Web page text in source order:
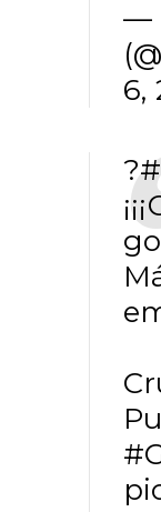
—
6,
?